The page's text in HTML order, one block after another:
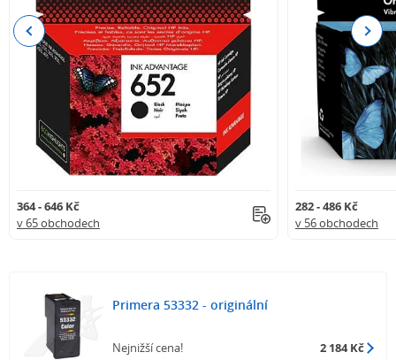
364 - 646 Kč
v 65 obchodech
282 - 486 Kč
v 56 obchodech
Previous Next
Primera 53332 - originální
Nejnižší cena! 2 184 Kč